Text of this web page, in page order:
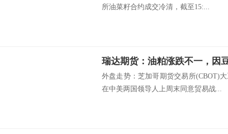
所油菜籽合约成交冷清，截至15:...
瑞达期货：油粕涨跌不一，因
外盘走势：芝加哥期货交易所(CBOT)
在中美两国领导人上周末同意贸易战...